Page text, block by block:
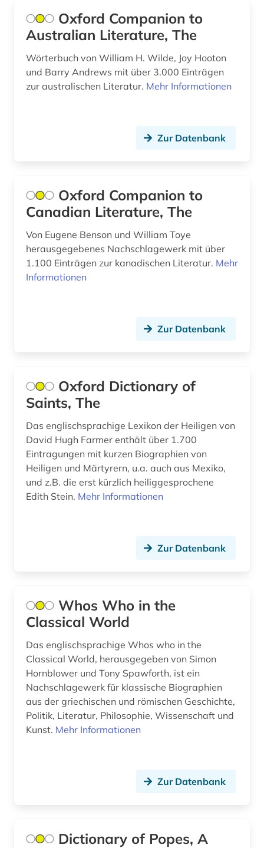
geschichte 1652-1818 (1)
geschichte 1673 ff. (1)
geschichte 1721-1921 (1)
geschichte 1800 -2000 (1)
geschichte 1850-1938 (1)
geschichte 1880-1945 (1)
geschichte 1900- (1)
geschichte 1900-2000 (6)
geschichte 1918-1945 (1)
geschichte 1938-1945 (3)
geschichte anfänge – 1878 (1)
goethe (1)
graphiker (1)
graphische sammlung albertina (1)
griechenland altertum (1)
großbritannien (6)
grönland (1)
heiliger (1)
heine (1)
heinrich (1)
heinrich wilhelm (1)
hess (1)
hispanistik (3)
historische persönlichkeit (3)
illustrator (1)
Oxford Companion to
Australian Literature, The
Wörterbuch von William H. Wilde, Joy Hooton
und Barry Andrews mit über 3.000 Einträgen
zur australischen Literatur. Mehr Informationen
Zur Datenbank
Oxford Companion to
Canadian Literature, The
Von Eugene Benson und William Toye
herausgegebenes Nachschlagewerk mit über
1.100 Einträgen zur kanadischen Literatur. Mehr
Informationen
Zur Datenbank
Oxford Dictionary of
Saints, The
Das englischsprachige Lexikon der Heiligen von
David Hugh Farmer enthält über 1.700
Eintragungen mit kurzen Biographien von
Heiligen und Märtyrern, u.a. auch aus Mexiko,
und z.B. die erst kürzlich heiliggesprochene
Edith Stein. Mehr Informationen
Zur Datenbank
Whos Who in the
Classical World
Das englischsprachige Whos who in the
Classical World, herausgegeben von Simon
Hornblower und Tony Spawforth, ist ein
Nachschlagewerk für klassische Biographien
aus der griechischen und römischen Geschichte,
Politik, Literatur, Philosophie, Wissenschaft und
Kunst. Mehr Informationen
Zur Datenbank
Dictionary of Popes, A